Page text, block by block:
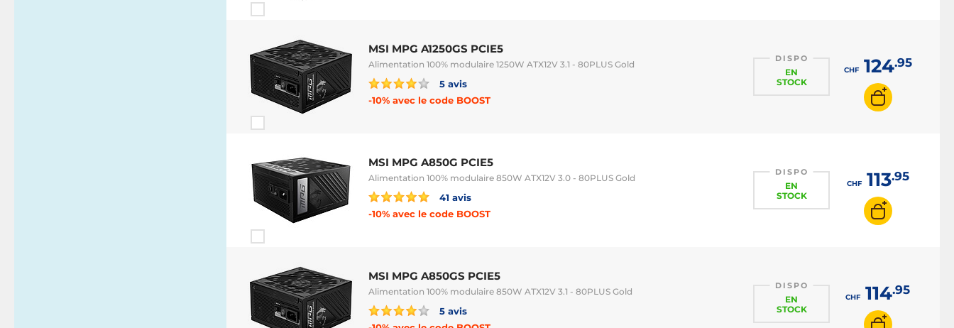
MSI MPG A1250GS PCIE5
Alimentation 100% modulaire 1250W ATX12V 3.1 - 80PLUS Gold
5 avis
-10% avec le code BOOST
DISPO
EN
STOCK
CHF124.95
MSI MPG A850G PCIE5
Alimentation 100% modulaire 850W ATX12V 3.0 - 80PLUS Gold
41 avis
-10% avec le code BOOST
DISPO
EN
STOCK
CHF113.95
MSI MPG A850GS PCIE5
Alimentation 100% modulaire 850W ATX12V 3.1 - 80PLUS Gold
5 avis
DISPO
EN
STOCK
CHF114.95